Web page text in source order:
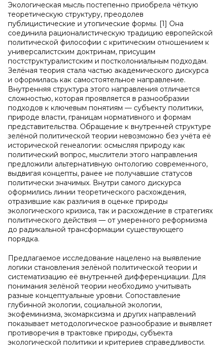
Экологическая мысль постепенно приобрела чёткую
теоретическую структуру, преодолев
публицистические и утопические формы. [1] Она
соединила рационалистическую традицию европейской
политической философии с критическим отношением к
универсалистским доктринам, присущим
постструктуралистским и постколониальным подходам.
Зелёная теория стала частью академического дискурса
и оформилась как самостоятельное направление.
Внутренняя структура этого направления отличается
сложностью, которая проявляется в разнообразии
подходов к ключевым понятиям — субъекту политики,
природе власти, границам нормативного и формам
представительства. Обращение к внутренней структуре
зелёной политической теории невозможно без учёта её
исторической генеалогии: осмысляя природу как
политический вопрос, мыслители этого направления
предложили альтернативную онтологию современного,
выдвигая концепты, ранее не получавшие статусов
политически значимых. Внутри самого дискурса
оформились линии теоретического расхождения,
отразившие как различия в оценке природы
экологического кризиса, так и расхождение в стратегиях
политического действия — от умеренного реформизма
до радикальной трансформации существующего
порядка.
Предлагаемое исследование нацелено на выявление
логики становления зелёной политической теории и
систематизацию её внутренней дифференциации. Для
понимания зелёной теории необходимо учитывать
разные концептуальные уровни. Сопоставление
глубинной экологии, социальной экологии,
экофеминизма, экомарксизма и других направлений
показывает методологическое разнообразие и выявляет
противоречия в трактовке природы, субъекта
экологической политики и критериев справедливости.